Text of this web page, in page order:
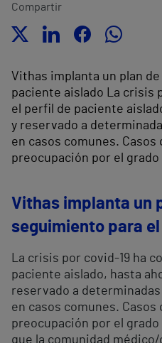
Compartir
Vithas implanta un plan
paciente aislado La crisis
el perfil de paciente
y reservado a
en casos comunes. Casos
preocupación por el
Vithas implanta un
seguimiento para
La crisis por covid-19 ha
paciente aislado, hasta
reservado a
en casos comunes. Casos
preocupación por el
que la comunidad